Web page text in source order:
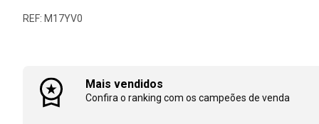
REF: M17YV0
Mais vendidos
Confira o ranking com os campeões de venda